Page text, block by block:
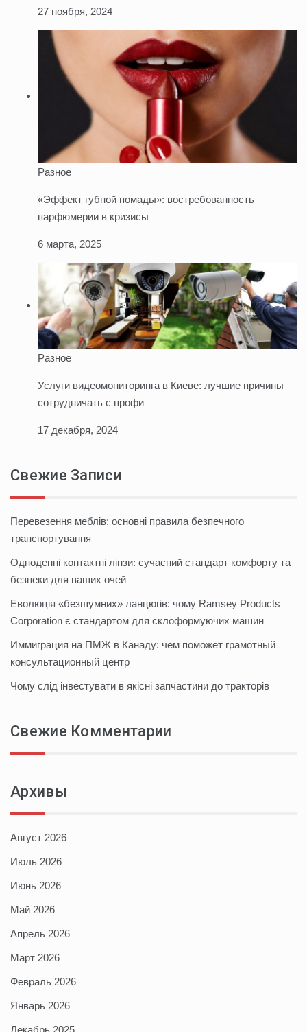
27 ноября, 2024
Разное
«Эффект губной помады»: востребованность
парфюмерии в кризисы
6 марта, 2025
Разное
Услуги видеомониторинга в Киеве: лучшие причины
сотрудничать с профи
17 декабря, 2024
Свежие Записи
Перевезення меблів: основні правила безпечного
транспортування
Одноденні контактні лінзи: сучасний стандарт комфорту та
безпеки для ваших очей
Еволюція «безшумних» ланцюгів: чому Ramsey Products
Corporation є стандартом для склоформуючих машин
Иммиграция на ПМЖ в Канаду: чем поможет грамотный
консультационный центр
Чому слід інвестувати в якісні запчастини до тракторів
Свежие Комментарии
Архивы
Август 2026
Июль 2026
Июнь 2026
Май 2026
Апрель 2026
Март 2026
Февраль 2026
Январь 2026
Декабрь 2025